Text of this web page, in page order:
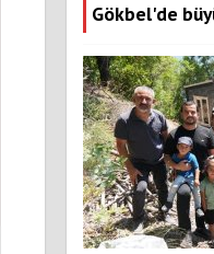
Gökbel'de